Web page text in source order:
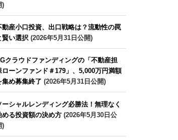
)
動産小口投資、出口戦略は？流動性の罠
賢い選択(2026年5月31日公開)
クラウドファンディングの「不動産担
ローンファンド＃179」、5,000万円満額
集め募集終了 (2026年5月31日公開)
ーシャルレンディング必勝法！無理なく
める投資額の決め方(2026年5月30日公
)